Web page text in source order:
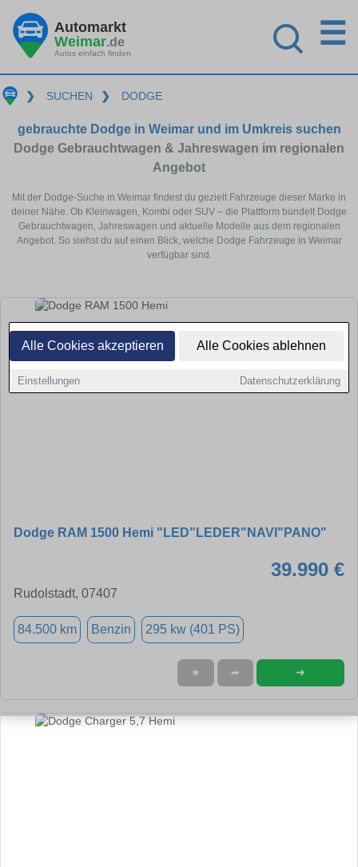
Alle Cookies akzeptieren Alle Cookies ablehnen
Einstellungen Datenschutzerklärung
Automarkt
Weimar.de
Autos einfach finden
☰
❯ SUCHEN ❯ DODGE
gebrauchte Dodge in Weimar und im Umkreis suchen
Dodge Gebrauchtwagen & Jahreswagen im regionalen
Angebot
Mit der Dodge-Suche in Weimar findest du gezielt Fahrzeuge dieser Marke in
deiner Nähe. Ob Kleinwagen, Kombi oder SUV – die Plattform bündelt Dodge
Gebrauchtwagen, Jahreswagen und aktuelle Modelle aus dem regionalen
Angebot. So siehst du auf einen Blick, welche Dodge Fahrzeuge in Weimar
verfügbar sind.
Dodge RAM 1500 Hemi "LED"LEDER"NAVI"PANO"
39.990 €
Rudolstadt, 07407
84.500 km Benzin 295 kw (401 PS)
★ ➦ ➜